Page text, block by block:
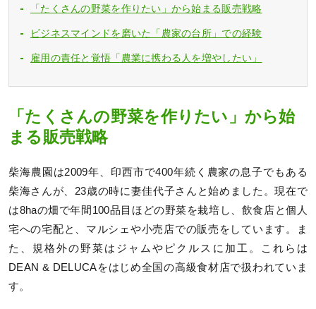
「たくさんの野菜を作りたい」から始まる販売戦略
ビジネスマインドを磨いた「農家の台所」での経験
雇用の責任と覚悟「農業に携わる人を増やしたい」
「たくさんの野菜を作りたい」から始
まる販売戦略
柴海農園は2009年、印西市で400年続く農家の息子でもある
柴海さんが、23歳の時に妻佳代子さんと始めました。現在で
は8haの畑で年間100品目ほどの野菜を栽培し、飲食店と個人
宅への宅配と、マルシェや小売店での販売をしています。ま
た、規格外の野菜はジャムやピクルスに加工。これらは
DEAN & DELUCAをはじめ全国の高級食材店で扱われていま
す。